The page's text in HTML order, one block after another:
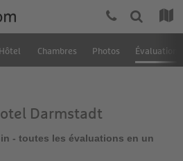
Hôtel Chambres Photos Évaluation
Darmstadt
- toutes les évaluations en un